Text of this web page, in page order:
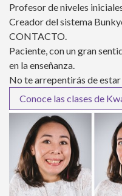
Profesor de niveles
Creador del sistema
CONTACTO.
Paciente, con un gran
en la enseñanza.
No te arrepentirás de estar
Conoce las clases de